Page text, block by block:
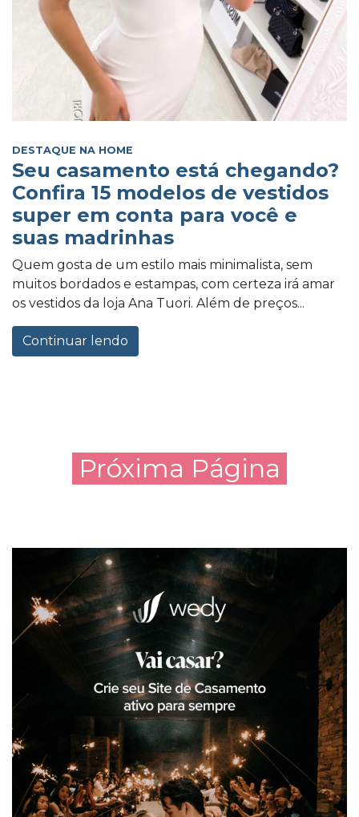
DESTAQUE NA HOME
Seu casamento está chegando?
Confira 15 modelos de vestidos
super em conta para você e
suas madrinhas
Quem gosta de um estilo mais minimalista, sem
muitos bordados e estampas, com certeza irá amar
os vestidos da loja Ana Tuori. Além de preços...
Continuar lendo
Próxima Página